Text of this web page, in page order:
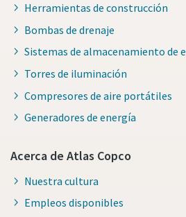
Herramientas de construcción
Bombas de drenaje
Sistemas de almacenamiento de
Torres de iluminación
Compresores de aire portátiles
Generadores de energía
Acerca de Atlas Copco
Nuestra cultura
Empleos disponibles